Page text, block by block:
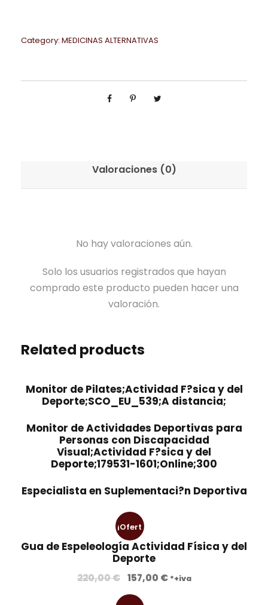
Category: MEDICINAS ALTERNATIVAS
Valoraciones (0)
No hay valoraciones aún.
Solo los usuarios registrados que hayan
comprado este producto pueden hacer una
valoración.
Related products
Monitor de Pilates;Actividad F?sica y del
Deporte;SCO_EU_539;A distancia;
Monitor de Actividades Deportivas para
Personas con Discapacidad
Visual;Actividad F?sica y del
Deporte;179531-1601;Online;300
Especialista en Suplementaci?n Deportiva
¡Ofert
a!
Gua de Espeleología Actividad Física y del
Deporte
220,00€ E
l
157,00 €E*+iva